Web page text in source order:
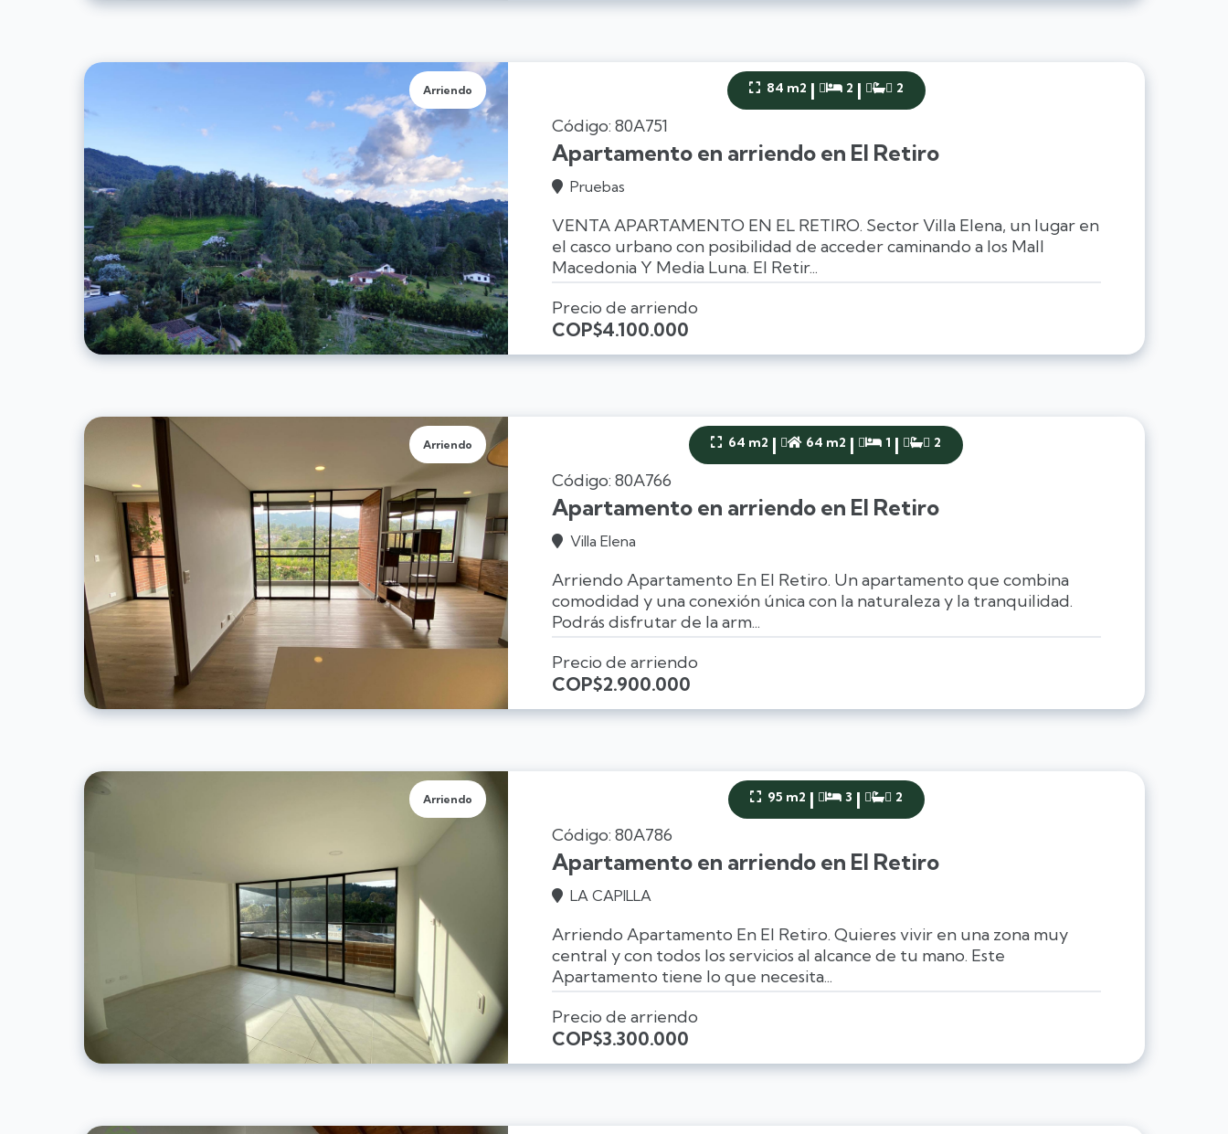
Arriendo  84 m2 |  2 |  2
Código: 80A751
Apartamento en arriendo en El Retiro
 Pruebas
VENTA APARTAMENTO EN EL RETIRO. Sector Villa Elena, un lugar en
el casco urbano con posibilidad de acceder caminando a los Mall
Macedonia Y Media Luna. El Retir...
Precio de arriendo
COP$4.100.000
Arriendo  64 m2 |  64 m2 |  1 |  2
Código: 80A766
Apartamento en arriendo en El Retiro
 Villa Elena
Arriendo Apartamento En El Retiro. Un apartamento que combina
comodidad y una conexión única con la naturaleza y la tranquilidad.
Podrás disfrutar de la arm...
Precio de arriendo
COP$2.900.000
Arriendo  95 m2 |  3 |  2
Código: 80A786
Apartamento en arriendo en El Retiro
 LA CAPILLA
Arriendo Apartamento En El Retiro. Quieres vivir en una zona muy
central y con todos los servicios al alcance de tu mano. Este
Apartamento tiene lo que necesita...
Precio de arriendo
COP$3.300.000